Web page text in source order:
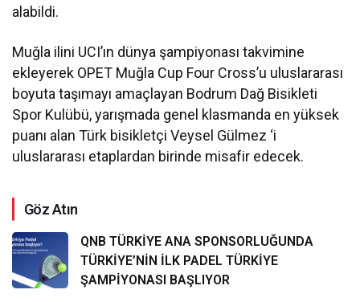
alabildi.
Muğla ilini UCI’ın dünya şampiyonası takvimine
ekleyerek OPET Muğla Cup Four Cross’u uluslararası
boyuta taşımayı amaçlayan Bodrum Dağ Bisikleti
Spor Kulübü, yarışmada genel klasmanda en yüksek
puanı alan Türk bisikletçi Veysel Gülmez ‘i
uluslararası etaplardan birinde misafir edecek.
Göz Atın
QNB TÜRKİYE ANA SPONSORLUĞUNDA
TÜRKİYE’NİN İLK PADEL TÜRKİYE
ŞAMPİYONASI BAŞLIYOR